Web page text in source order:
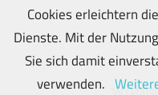
Zum
Inhalt
springen
Cookies erleichtern
Dienste. Mit der
Sie sich damit
verwenden.